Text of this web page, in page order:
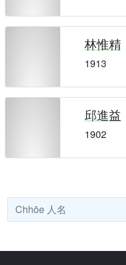
林惟精
1913
邱進益
1902